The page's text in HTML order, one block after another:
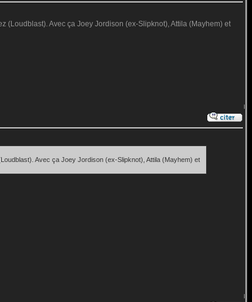
(Loudblast). Avec ça Joey Jordison (ex-Slipknot), Attila (Mayhem) et
Avec ça Joey Jordison (ex-Slipknot), Attila (Mayhem) et